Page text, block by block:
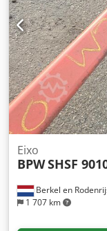
Berkel en
1 707 km
Eixo
BPWSHSF